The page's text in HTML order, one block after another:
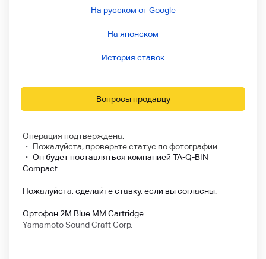
На русском от Google
На японском
История ставок
Вопросы продавцу
Операция подтверждена.
・ Пожалуйста, проверьте статус по фотографии.
・ Он будет поставляться компанией TA-Q-BIN
Compact.
Пожалуйста, сделайте ставку, если вы согласны.
Ортофон 2М Blue MM Cartridge
Yamamoto Sound Craft Corp.